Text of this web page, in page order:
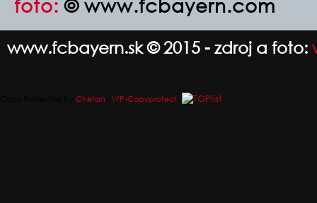
foto: © www.fcbayern.com
www.fcbayern.sk © 2015 - zdroj a foto:
Chetan WP-Copyprotect